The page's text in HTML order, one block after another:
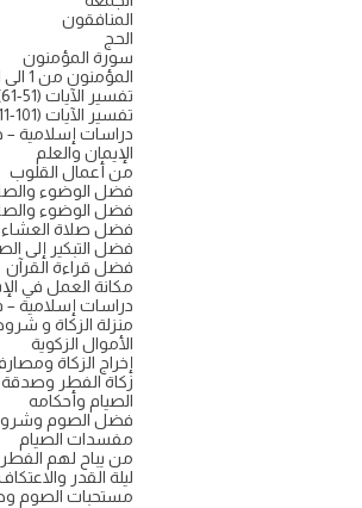
المنافقون
الحج
سورة المؤمنون
المؤمنون من 1 الى 11
تفسير الآيات (51-61) من سورة المؤمنون
تفسير الآيات (101-111) من سورة المؤمنون
دراسات إسلامية
الإيمان والعلم
من أعمال القلوب
فضل الوضوء
فضل الوضوء
فضل صلاة العشاء
فضل التبكير إلى
فضل قراءة القرآن
مكانة العمل في
دراسات إسلامية –
منزلة الزكاة و
الأموال الزكوية
إخراج الزكاة
زكاة الفطر وصدقة
الصيام وأحكامه
فضل الصوم
مفسدات الصيام
من يباح لهم
ليلة القدر
مستحبات الصوم